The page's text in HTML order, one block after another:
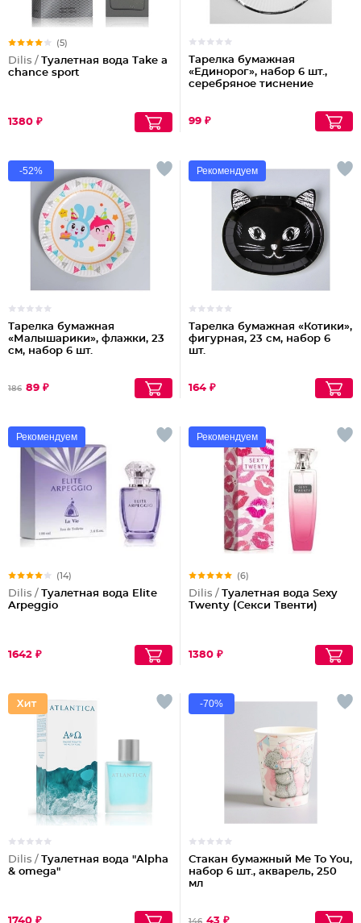
(5)
Dilis / Туалетная вода Take a
chance sport
1380 ₽
Тарелка бумажная
«Единорог», набор 6 шт.,
серебряное тиснение
99 ₽
-52%
Тарелка бумажная
«Малышарики», флажки, 23
см, набор 6 шт.
186 89 ₽
Рекомендуем
Тарелка бумажная «Котики»,
фигурная, 23 см, набор 6
шт.
164 ₽
Рекомендуем
(14)
Dilis / Туалетная вода Elite
Arpeggio
1642 ₽
Рекомендуем
(6)
Dilis / Туалетная вода Sexy
Twenty (Секси Твенти)
1380 ₽
Dilis / Туалетная вода "Alpha
& omega"
1740 ₽
-70%
Стакан бумажный Me To You,
набор 6 шт., акварель, 250
мл
146 43 ₽